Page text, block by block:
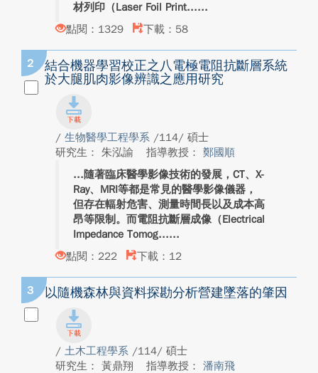
材列印（Laser Foil Print...
點閱：1329
下載：58
2
結合機器學習校正之八電極電阻抗斷層系統
於大腿肌肉影像辨識之應用研究
/ 生物醫學工程學系 /114/ 碩士
研究生： 朱泓諭
指導教授： 鄭國順
隨著臨床醫學影像技術的發展，CT、X-
Ray、MRI等都是常見的醫學影像儀器，
但存在輻射危害、測量時間長以及成本高
昂等限制。而電阻抗斷層成像（Electrical
Impedance Tomog...
點閱：222
下載：12
3 以隨機森林與資料探勘分析營建墜落的肇因
/ 土木工程學系 /114/ 碩士
研究生： 黃鼎翔
指導教授： 潘南飛